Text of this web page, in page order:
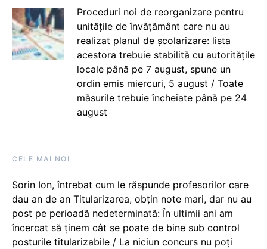
Proceduri noi de reorganizare pentru
unitățile de învățământ care nu au
realizat planul de școlarizare: lista
acestora trebuie stabilită cu autoritățile
locale până pe 7 august, spune un
ordin emis miercuri, 5 august / Toate
măsurile trebuie încheiate până pe 24
august
CELE MAI NOI
Sorin Ion, întrebat cum le răspunde profesorilor care
dau an de an Titularizarea, obțin note mari, dar nu au
post pe perioadă nedeterminată: În ultimii ani am
încercat să ținem cât se poate de bine sub control
posturile titularizabile / La niciun concurs nu poți